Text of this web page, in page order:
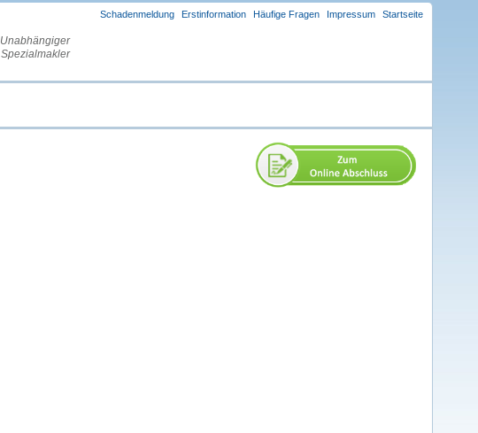
Schadenmeldung Erstinformation Häufige Fragen Impressum Startseite
Unabhängiger
Spezialmakler